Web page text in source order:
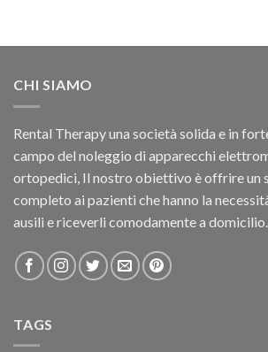
CHI SIAMO
Rental Therapy una società solida e in
campo del noleggio di apparecchi
ortopedici, Il nostro obiettivo è offrire un
completo ai pazienti che hanno la
ausili e riceverli comodamente a domicilio.
TAGS